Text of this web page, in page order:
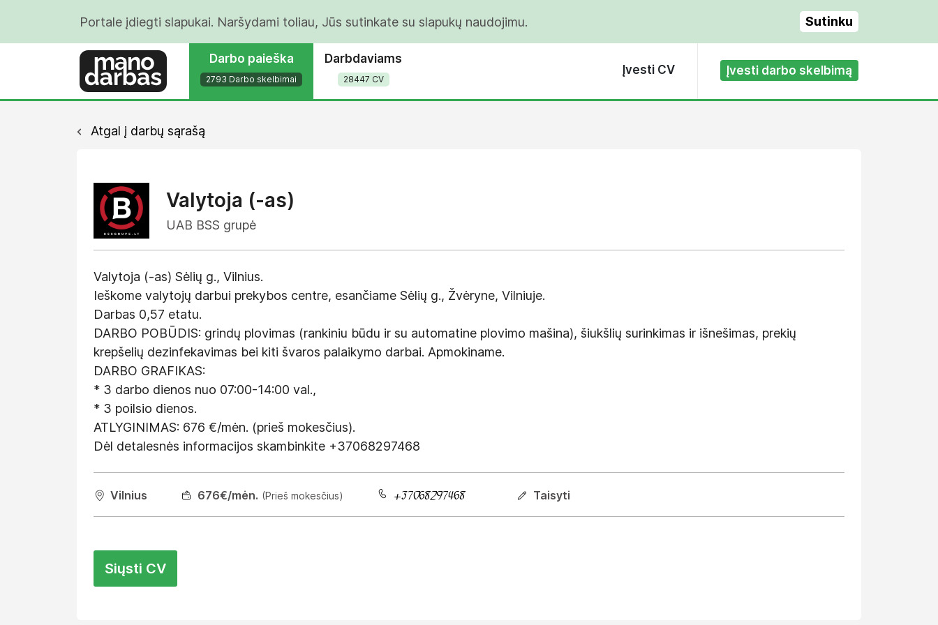
Portale įdiegti slapukai. Naršydami toliau, Jūs sutinkate su slapukų naudojimu. Sutinku
Darbo paieška
2793 Darbo skelbimai
Darbdaviams
28447 CV
Įvesti CV Įvesti darbo skelbimą
Atgal į darbų sąrašą
Valytoja (-as)
UAB BSS grupė
Valytoja (-as) Sėlių g., Vilnius.
Ieškome valytojų darbui prekybos centre, esančiame Sėlių g., Žvėryne, Vilniuje.
Darbas 0,57 etatu.
DARBO POBŪDIS: grindų plovimas (rankiniu būdu ir su automatine plovimo mašina), šiukšlių surinkimas ir išnešimas, prekių
krepšelių dezinfekavimas bei kiti švaros palaikymo darbai. Apmokiname.
DARBO GRAFIKAS:
* 3 darbo dienos nuo 07:00-14:00 val.,
* 3 poilsio dienos.
ATLYGINIMAS: 676 €/mėn. (prieš mokesčius).
Dėl detalesnės informacijos skambinkite +37068297468
Vilnius 676€/mėn. (Prieš mokesčius) Taisyti
Siųsti CV